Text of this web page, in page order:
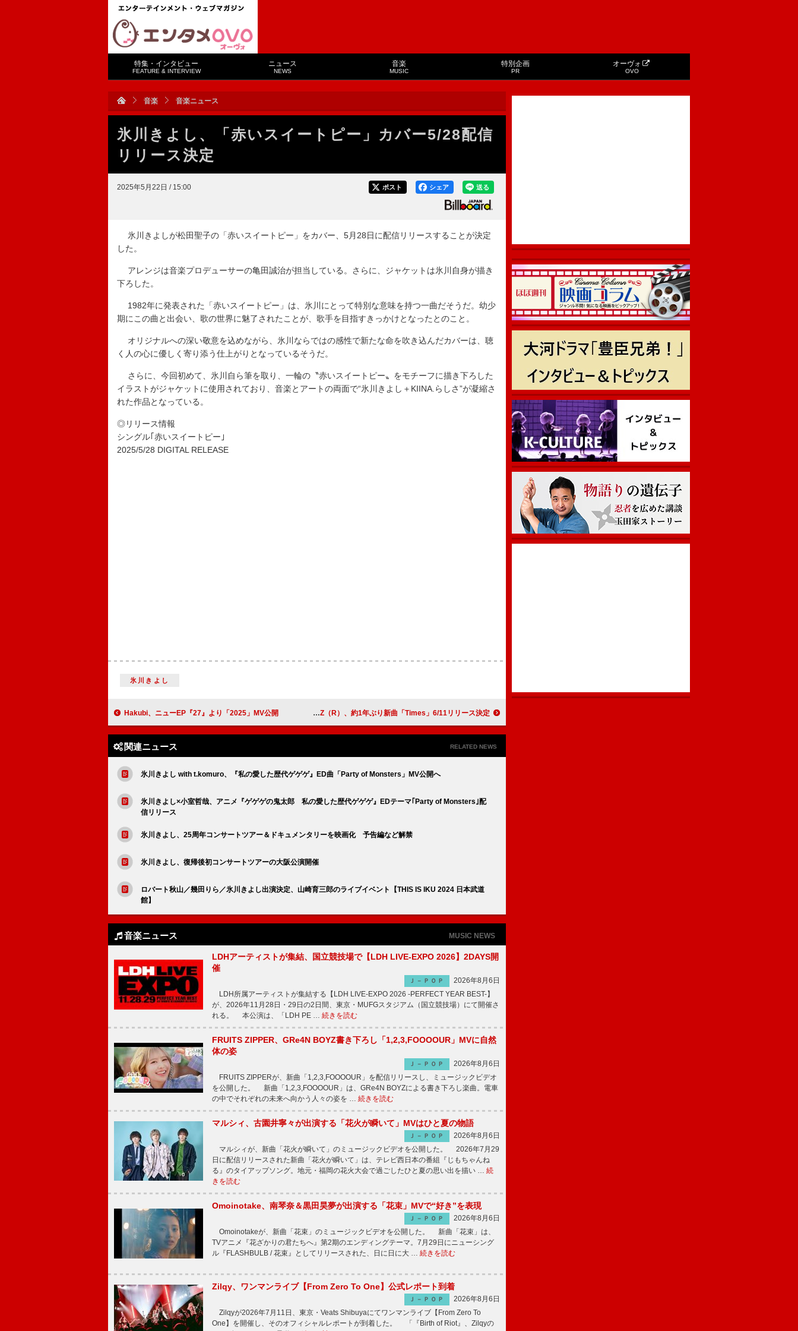
特集・インタビュー
FEATURE & INTERVIEW
ニュース
NEWS
音楽
MUSIC
特別企画
PR
オーヴォ
OVO
音楽 音楽ニュース
氷川きよし、「赤いスイートピー」カバー5/28配信
リリース決定
2025年5月22日 / 15:00 送る
シェア
ポスト
氷川きよしが松田聖子の「赤いスイートピー」をカバー、5月28日に配信リリースすることが決定
した。
アレンジは音楽プロデューサーの亀田誠治が担当している。さらに、ジャケットは氷川自身が描き
下ろした。
1982年に発表された「赤いスイートピー」は、氷川にとって特別な意味を持つ一曲だそうだ。幼少
期にこの曲と出会い、歌の世界に魅了されたことが、歌手を目指すきっかけとなったとのこと。
オリジナルへの深い敬意を込めながら、氷川ならではの感性で新たな命を吹き込んだカバーは、聴
く人の心に優しく寄り添う仕上がりとなっているそうだ。
さらに、今回初めて、氷川自ら筆を取り、一輪の〝赤いスイートピー〟をモチーフに描き下ろした
イラストがジャケットに使用されており、音楽とアートの両面で“氷川きよし＋KIINA.らしさ”が凝縮さ
れた作品となっている。
◎リリース情報
シングル｢赤いスイートピー｣
2025/5/28 DIGITAL RELEASE
氷川きよし
Hakubi、ニューEP『27』より「2025」MV公開 PKCZ（R）、約1年ぶり新曲「Times」6/11リリース決定
関連ニュース RELATED NEWS
氷川きよし with t.komuro、『私の愛した歴代ゲゲゲ』ED曲「Party of Monsters」MV公開へ
氷川きよし×小室哲哉、アニメ『ゲゲゲの鬼太郎 私の愛した歴代ゲゲゲ』EDテーマ｢Party of Monsters｣配
信リリース
氷川きよし、25周年コンサートツアー＆ドキュメンタリーを映画化 予告編など解禁
氷川きよし、復帰後初コンサートツアーの大阪公演開催
ロバート秋山／幾田りら／氷川きよし出演決定、山崎育三郎のライブイベント【THIS IS IKU 2024 日本武道
館】
音楽ニュース MUSIC NEWS
LDHアーティストが集結、国立競技場で【LDH LIVE-EXPO 2026】2DAYS開
催
Ｊ－ＰＯＰ
2026年8月6日
LDH所属アーティストが集結する【LDH LIVE-EXPO 2026 -PERFECT YEAR BEST-】
が、2026年11月28日・29日の2日間、東京・MUFGスタジアム（国立競技場）にて開催さ
れる。 本公演は、「LDH PE … 続きを読む
FRUITS ZIPPER、GRe4N BOYZ書き下ろし「1,2,3,FOOOOUR」MVに自然
体の姿
Ｊ－ＰＯＰ
2026年8月6日
FRUITS ZIPPERが、新曲「1,2,3,FOOOOUR」を配信リリースし、ミュージックビデオ
を公開した。 新曲「1,2,3,FOOOOUR」は、GRe4N BOYZによる書き下ろし楽曲。電車
の中でそれぞれの未来へ向かう人々の姿を … 続きを読む
マルシィ、古園井寧々が出演する「花火が瞬いて」MVはひと夏の物語
Ｊ－ＰＯＰ
2026年8月6日
マルシィが、新曲「花火が瞬いて」のミュージックビデオを公開した。 2026年7月29
日に配信リリースされた新曲「花火が瞬いて」は、テレビ西日本の番組『じもちゃんね
る』のタイアップソング。地元・福岡の花火大会で過ごしたひと夏の思い出を描い … 続
きを読む
Omoinotake、南琴奈＆黒田昊夢が出演する「花束」MVで“好き”を表現
Ｊ－ＰＯＰ
2026年8月6日
Omoinotakeが、新曲「花束」のミュージックビデオを公開した。 新曲「花束」は、
TVアニメ『花ざかりの君たちへ』第2期のエンディングテーマ。7月29日にニューシング
ル『FLASHBULB / 花束』としてリリースされた、日に日に大 … 続きを読む
Zilqy、ワンマンライブ【From Zero To One】公式レポート到着
Ｊ－ＰＯＰ
2026年8月6日
Zilqyが2026年7月11日、東京・Veats Shibuyaにてワンマンライブ【From Zero To
One】を開催し、そのオフィシャルレポートが到着した。 「『Birth of Riot』、Zilqyの